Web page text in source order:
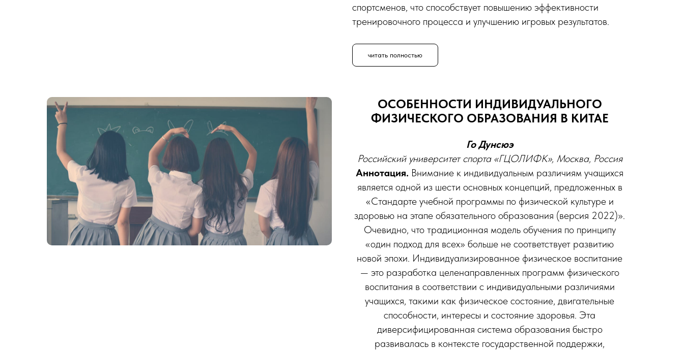
спортсменов, что способствует повышению эффективности
тренировочного процесса и улучшению игровых результатов.
читать полностью
ОСОБЕННОСТИ ИНДИВИДУАЛЬНОГО
ФИЗИЧЕСКОГО ОБРАЗОВАНИЯ В КИТАЕ
Го Дунсюэ
Российский университет спорта «ГЦОЛИФК», Москва, Россия
Аннотация. Внимание к индивидуальным различиям учащихся
является одной из шести основных концепций, предложенных в
«Стандарте учебной программы по физической культуре и
здоровью на этапе обязательного образования (версия 2022)».
Очевидно, что традиционная модель обучения по принципу
«один подход для всех» больше не соответствует развитию
новой эпохи. Индивидуализированное физическое воспитание
— это разработка целенаправленных программ физического
воспитания в соответствии с индивидуальными различиями
учащихся, такими как физическое состояние, двигательные
способности, интересы и состояние здоровья. Эта
диверсифицированная система образования быстро
развивалась в контексте государственной поддержки,